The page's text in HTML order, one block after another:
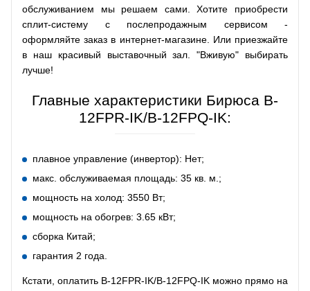
обслуживанием мы решаем сами. Хотите приобрести
сплит-систему с послепродажным сервисом -
оформляйте заказ в интернет-магазине. Или приезжайте
в наш красивый выставочный зал. "Вживую" выбирать
лучше!
Главные характеристики Бирюса B-
12FPR-IK/B-12FPQ-IK:
плавное управление (инвертор): Нет;
макс. обслуживаемая площадь: 35 кв. м.;
мощность на холод: 3550 Вт;
мощность на обогрев: 3.65 кВт;
сборка Китай;
гарантия 2 года.
Кстати, оплатить B-12FPR-IK/B-12FPQ-IK можно прямо на